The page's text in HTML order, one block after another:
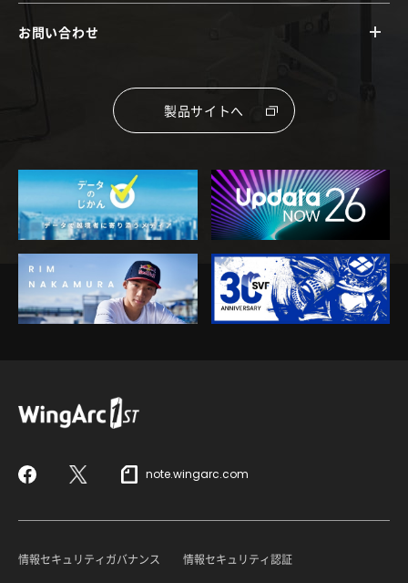
お問い合わせ
製品サイトへ
FacebookX note.wingarc.com
情報セキュリティガバナンス
情報セキュリティ認証